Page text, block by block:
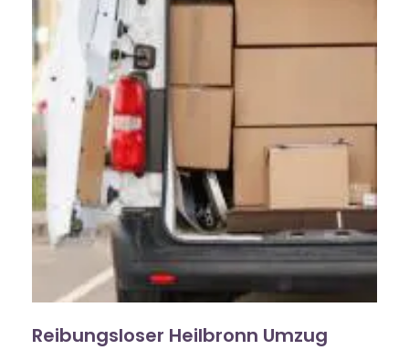
Reibungsloser Heilbronn Umzug